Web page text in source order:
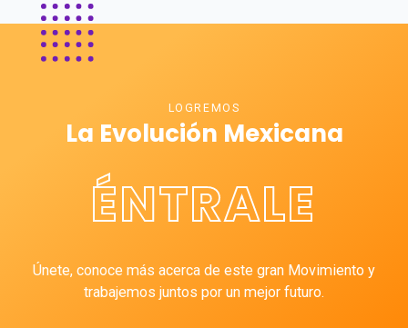
LOGREMOS
La Evolución Mexicana
ÉNTRALE
Únete, conoce más acerca de este gran Movimiento y
trabajemos juntos por un mejor futuro.